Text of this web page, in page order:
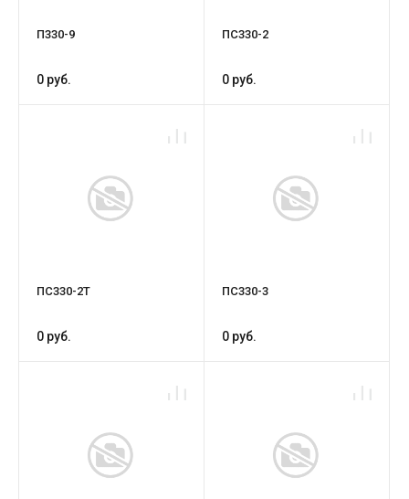
П330-9
0 руб.
ПС330-2
0 руб.
ПС330-2Т
0 руб.
ПС330-3
0 руб.